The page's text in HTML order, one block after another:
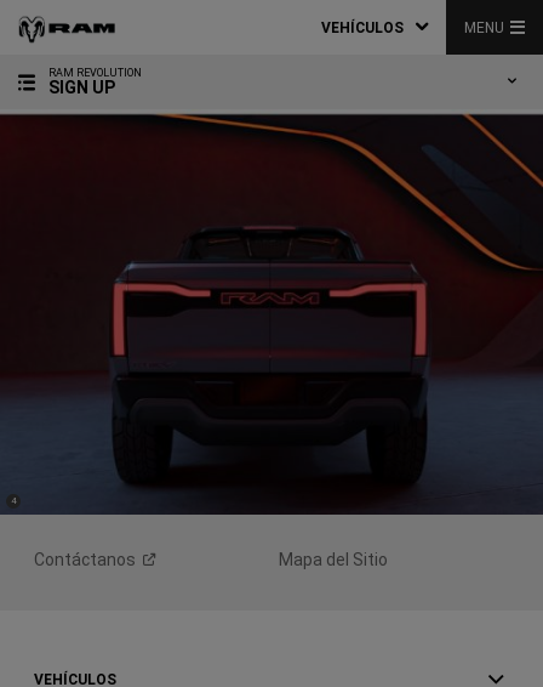
VEHÍCULOS MENU
RAM REVOLUTION
SIGN UP
4)
Contáctanos Mapa del Sitio
VEHÍCULOS